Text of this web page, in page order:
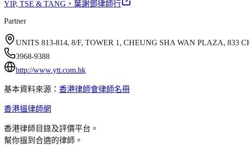
YIP, TSE & TANG ，葉謝鄧律師行
Partner
UNITS 813-814, 8/F, TOWER 1, CHEUNG SHA WAN PLAZA,
3968-9388
http://www.ytt.com.hk
基本資料來源： 香港律師會律師名冊
香港搵律師網
香港律師目錄及評價平台。
幫你搵到合適的律師。